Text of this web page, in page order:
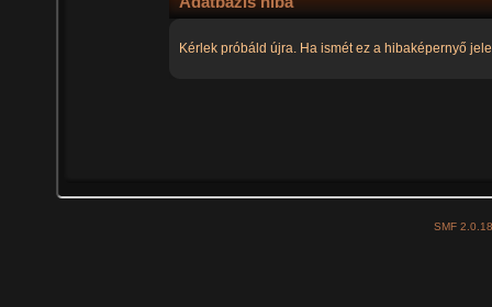
Kérlek próbáld újra. Ha ismét ez a hibaképernyő
SMF 2.0.18